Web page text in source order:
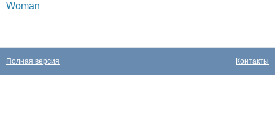
Woman
Контакты
Полная версия